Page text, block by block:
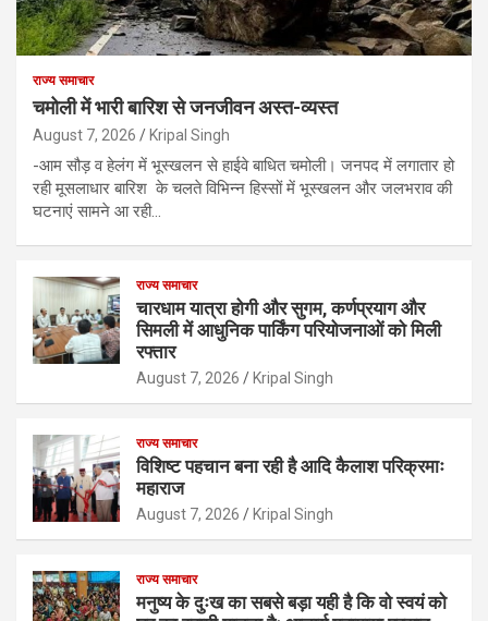
राज्य समाचार
चमोली में भारी बारिश से जनजीवन अस्त-व्यस्त
August 7, 2026 Kripal Singh
-आम सौड़ व हेलंग में भूस्खलन से हाईवे बाधित चमोली। जनपद में लगातार हो
रही मूसलाधार बारिश के चलते विभिन्न हिस्सों में भूस्खलन और जलभराव की
घटनाएं सामने आ रही…
राज्य समाचार
चारधाम यात्रा होगी और सुगम, कर्णप्रयाग और
सिमली में आधुनिक पार्किंग परियोजनाओं को मिली
रफ्तार
August 7, 2026 Kripal Singh
राज्य समाचार
विशिष्ट पहचान बना रही है आदि कैलाश परिक्रमाः
महाराज
August 7, 2026 Kripal Singh
राज्य समाचार
मनुष्य के दुःख का सबसे बड़ा यही है कि वो स्वयं को